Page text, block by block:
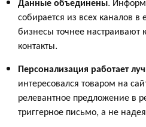
собирается из всех каналов
бизнесы точнее
контакты.
Персонализация работает
интересовался товаром на
релевантное предложение в
триггерное письмо, а не